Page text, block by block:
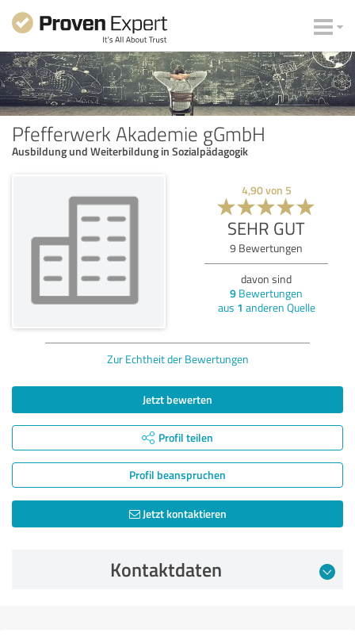
Pfefferwerk Akademie gGmbH
Ausbildung und Weiterbildung in Sozialpädagogik
4,90von 5
SEHR GUT
9 Bewertungen
davon sind
9 Bewertungen
aus 1 anderen Quelle
Zur Echtheit der Bewertungen
Jetzt bewerten
Profil teilen
Profil beanspruchen
Jetzt kontaktieren
Kontaktdaten